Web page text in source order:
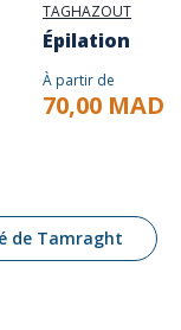
TAGHAZOUT
Épilation
À partir de
70,00 MAD
de Tamraght